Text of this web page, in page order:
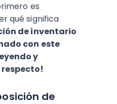
es
qué significa
de inventario
con este
y
de